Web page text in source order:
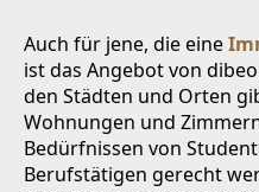
Auch für jene, die eine
ist das Angebot von
den Städten und Orten
Wohnungen und
Bedürfnissen von
Berufstätigen gerecht